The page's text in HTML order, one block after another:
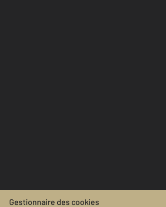
Gestionnaire des cookies